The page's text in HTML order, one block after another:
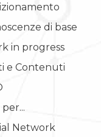
di base
in progress
e Contenuti
Network